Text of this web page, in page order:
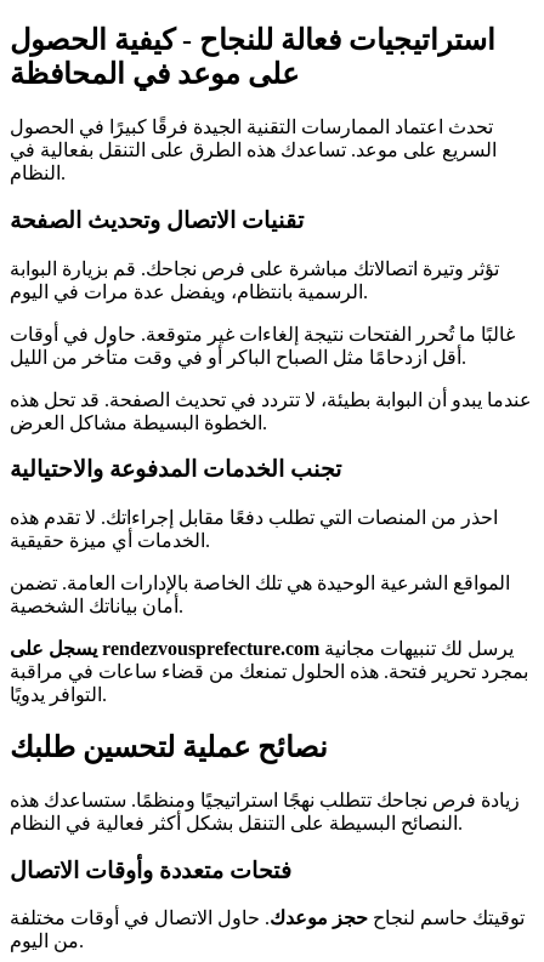
استراتيجيات فعالة للنجاح - كيفية الحصول
على موعد في المحافظة
تحدث اعتماد الممارسات التقنية الجيدة فرقًا كبيرًا في الحصول
السريع على موعد. تساعدك هذه الطرق على التنقل بفعالية في
النظام.
تقنيات الاتصال وتحديث الصفحة
تؤثر وتيرة اتصالاتك مباشرة على فرص نجاحك. قم بزيارة البوابة
الرسمية بانتظام، ويفضل عدة مرات في اليوم.
غالبًا ما تُحرر الفتحات نتيجة إلغاءات غير متوقعة. حاول في أوقات
أقل ازدحامًا مثل الصباح الباكر أو في وقت متأخر من الليل.
عندما يبدو أن البوابة بطيئة، لا تتردد في تحديث الصفحة. قد تحل هذه
الخطوة البسيطة مشاكل العرض.
تجنب الخدمات المدفوعة والاحتيالية
احذر من المنصات التي تطلب دفعًا مقابل إجراءاتك. لا تقدم هذه
الخدمات أي ميزة حقيقية.
المواقع الشرعية الوحيدة هي تلك الخاصة بالإدارات العامة. تضمن
أمان بياناتك الشخصية.
يسجل على rendezvousprefecture.com
بمجرد تحرير فتحة. هذه الحلول تمنعك من قضاء ساعات في مراقبة
التوافر يدويًا.
نصائح عملية لتحسين طلبك
زيادة فرص نجاحك تتطلب نهجًا استراتيجيًا ومنظمًا. ستساعدك هذه
النصائح البسيطة على التنقل بشكل أكثر فعالية في النظام.
فتحات متعددة وأوقات الاتصال
توقيتك حاسم لنجاح حجز موعدك. حاول الاتصال في أوقات مختلفة
من اليوم.